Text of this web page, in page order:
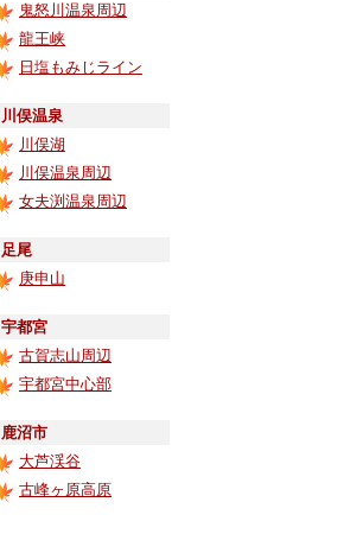
鬼怒川温泉周辺
龍王峡
日塩もみじライン
川俣温泉
川俣湖
川俣温泉周辺
女夫渕温泉周辺
足尾
庚申山
宇都宮
古賀志山周辺
宇都宮中心部
鹿沼市
大芦渓谷
古峰ヶ原高原